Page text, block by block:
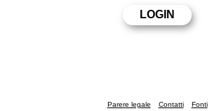
Parere legale Contatti Fonti